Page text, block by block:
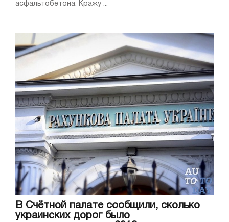
асфальтобетона. Кражу ...
В Счётной палате сообщили, сколько
украинских дорог было